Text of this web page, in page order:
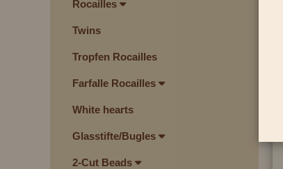
Rocailles
Twins
Tropfen Rocailles
Farfalle Rocailles
White hearts
Glasstifte/Bugles
2-Cut Beads